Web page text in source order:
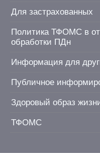
Для застрахованных
Политика ТФОМС в
обработки ПДн
Информация для
Публичное
Здоровый образ
ТФОМС